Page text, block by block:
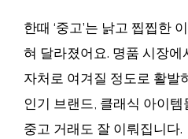
한때 ‘중고’는 낡고 찝찝한
혀 달라졌어요. 명품 시장에
자처로 여겨질 정도로 활발
인기 브랜드, 클래식 아이
중고 거래도 잘 이뤄집니다.